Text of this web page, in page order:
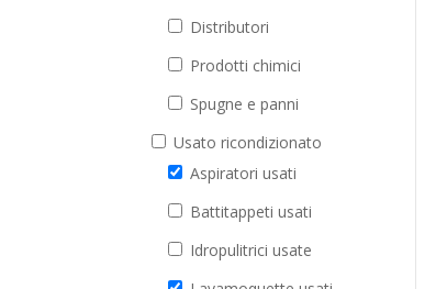
Distributori
Prodotti chimici
Spugne e panni
Usato ricondizionato
Aspiratori usati
Battitappeti usati
Idropulitrici usate